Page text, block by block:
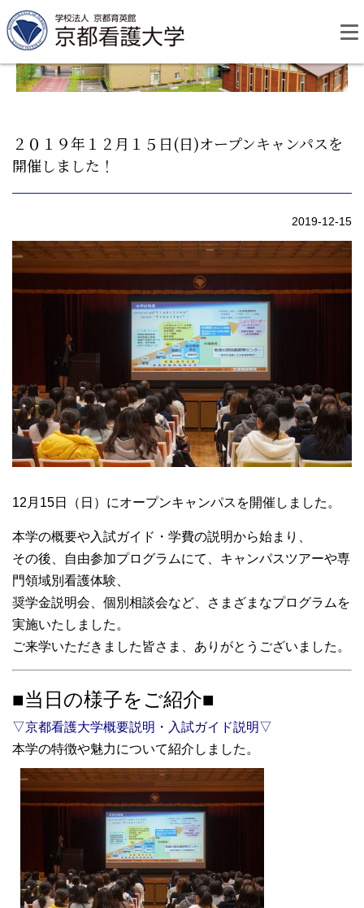
資料請求
大学院【博士前期課程】
大学院【博士後期課程】
入試案内
Q＆A
サイト案内
在校生専用
to
２０１９年１２月１５日(日)オープンキャンパスを
開催しました！
2019-12-15
12月15日（日）にオープンキャンパスを開催しました。
本学の概要や入試ガイド・学費の説明から始まり、
その後、自由参加プログラムにて、キャンパスツアーや専
門領域別看護体験、
奨学金説明会、個別相談会など、さまざまなプログラムを
実施いたしました。
ご来学いただきました皆さま、ありがとうございました。
■当日の様子をご紹介■
▽京都看護大学概要説明・入試ガイド説明▽
本学の特徴や魅力について紹介しました。